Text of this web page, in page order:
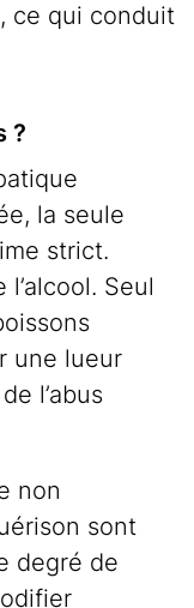
ce qui conduit
?
la seule
strict.
Seul
une lueur
l’abus
non
sont
degré de